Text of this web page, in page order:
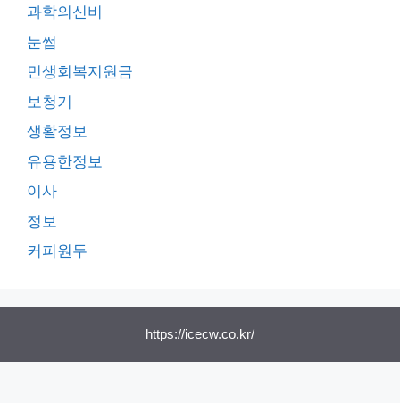
과학의신비
눈썹
민생회복지원금
보청기
생활정보
유용한정보
이사
정보
커피원두
https://icecw.co.kr/